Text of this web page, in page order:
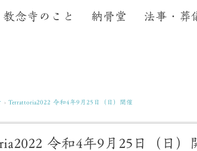
教念寺のこと 納骨堂 法事・葬
› Terrattoria2022 令和4年9月25日（日）開催
令和4年9月25日（日）